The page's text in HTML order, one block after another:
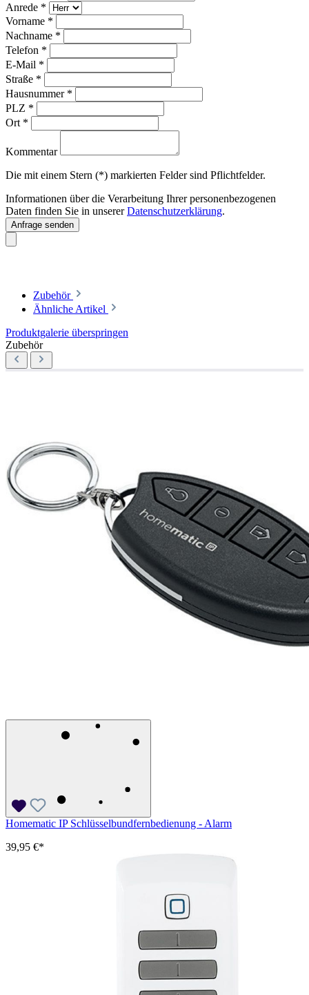
Anrede *
Vorname *
Nachname *
Telefon *
E-Mail *
Straße *
Hausnummer *
PLZ *
Ort *
Kommentar
Die mit einem Stern (*) markierten Felder sind Pflichtfelder.
Informationen über die Verarbeitung Ihrer personenbezogenen
Daten finden Sie in unsererDatenschutzerklärung.
Anfrage senden
Zubehör
Ähnliche Artikel
Produktgalerie überspringen
Zubehör
Homematic IP Schlüsselbundfernbedienung - Alarm
39,95 €*